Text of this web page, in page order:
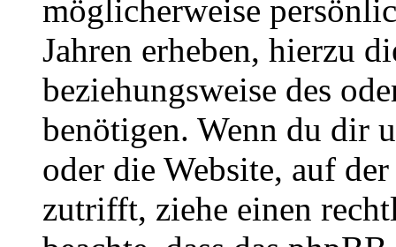
möglicherweise
Jahren erheben, hierzu
beziehungsweise des
benötigen. Wenn du dir
oder die Website, auf
zutrifft, ziehe einen